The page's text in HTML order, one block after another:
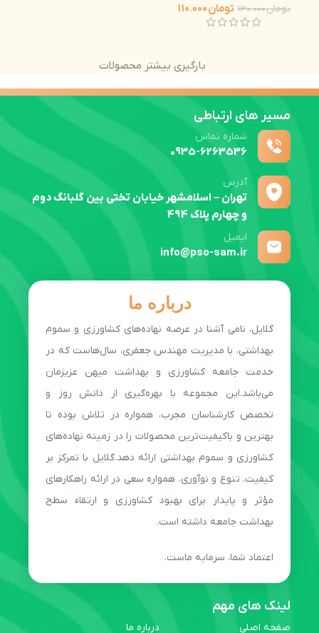
تومان130.000 تومان
بارگیری بیشتر محصولات
لینک های مهم
صفحه اصلی درباره ما
درباره ما
گلایل، نامی آشنا در عرصه نهاده‌های کشاورزی و سموم
بهداشتی، با مدیریت مهندس جعفری، سال‌هاست که در
خدمت جامعه کشاورزی و بهداشت میهن عزیزمان
می‌باشد.این مجموعه با بهره‌گیری از دانش روز و
تخصص کارشناسان مجرب، همواره در تلاش بوده تا
بهترین و باکیفیت‌ترین محصولات را در زمینه نهاده‌های
کشاورزی و سموم بهداشتی ارائه دهد.گلایل با تمرکز بر
کیفیت، تنوع و نوآوری، همواره سعی در ارائه راهکارهای
مؤثر و پایدار برای بهبود کشاورزی و ارتقاء سطح
بهداشت جامعه داشته است.
اعتماد شما، سرمایه ماست.
مسیر های ارتباطی
شماره تماس
0935-6263536
آدرس
تهران – اسلامشهر خیابان تختی بین گلبانگ دوم
و چهارم پلاک 494
ایمیل
info@pso-sam.ir